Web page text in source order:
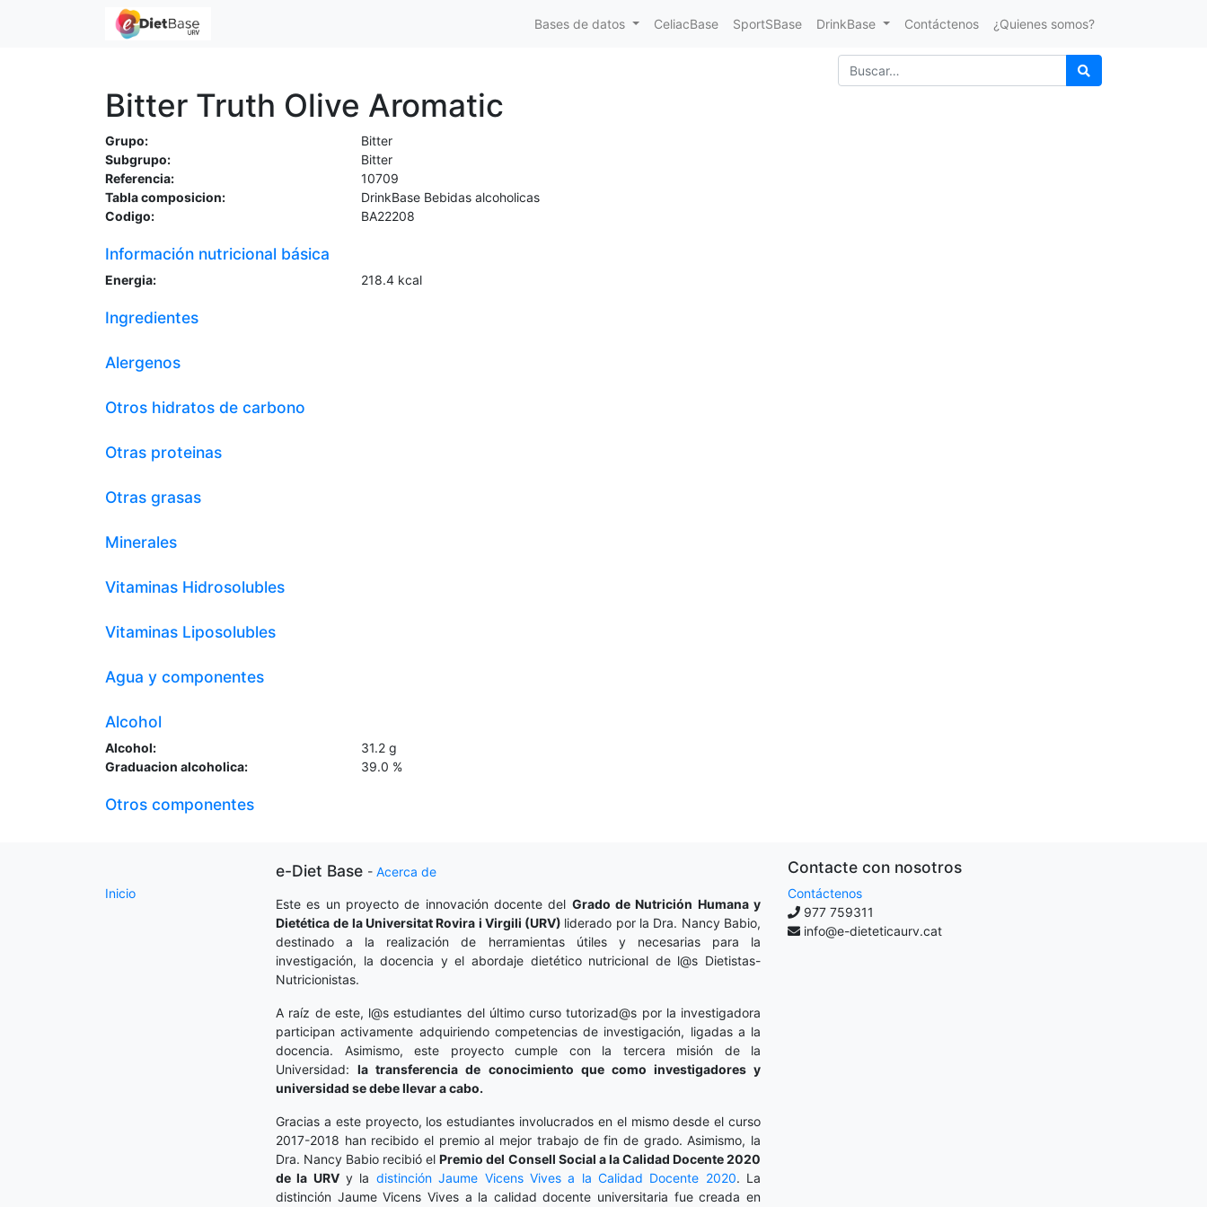
Bases de datos CeliacBase SportSBase DrinkBase Contáctenos ¿Quienes somos?
Bitter Truth Olive Aromatic
Grupo:
Bitter
Subgrupo:
Bitter
Referencia:
10709
Tabla composicion:
DrinkBase Bebidas alcoholicas
Codigo:
BA22208
Información nutricional básica
Energia: 218.4 kcal
Ingredientes
Alergenos
Otros hidratos de carbono
Otras proteinas
Otras grasas
Minerales
Vitaminas Hidrosolubles
Vitaminas Liposolubles
Agua y componentes
Alcohol
Alcohol: 31.2 g
Graduacion alcoholica:
39.0 %
Otros componentes
Inicio
e-Diet Base - Acerca de
Este es un proyecto de innovación docente del Grado de Nutrición Humana y
Dietética de la Universitat Rovira i Virgili (URV) liderado por la Dra. Nancy Babio,
destinado a la realización de herramientas útiles y necesarias para la
investigación, la docencia y el abordaje dietético nutricional de l@s Dietistas-
Nutricionistas.
A raíz de este, l@s estudiantes del último curso tutorizad@s por la investigadora
participan activamente adquiriendo competencias de investigación, ligadas a la
docencia. Asimismo, este proyecto cumple con la tercera misión de la
Universidad:la transferencia de conocimiento que como investigadores y
universidad se debe llevar a cabo.
Gracias a este proyecto, los estudiantes involucrados en el mismo desde el curso
2017-2018 han recibido el premio al mejor trabajo de fin de grado. Asimismo, la
Dra. Nancy Babio recibió elPremio del Consell Social a la Calidad Docente 2020
de la URVy la distinción Jaume Vicens Vives a la Calidad Docente 2020. La
distinción Jaume Vicens Vives a la calidad docente universitaria fue creada en
Contacte con nosotros
Contáctenos
977 759311
info@e-dieteticaurv.cat